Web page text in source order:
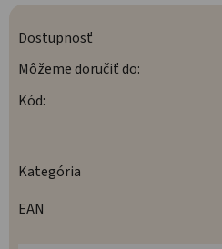
Dostupnosť
Môžeme doručiť do:
Kód:
Kategória
EAN